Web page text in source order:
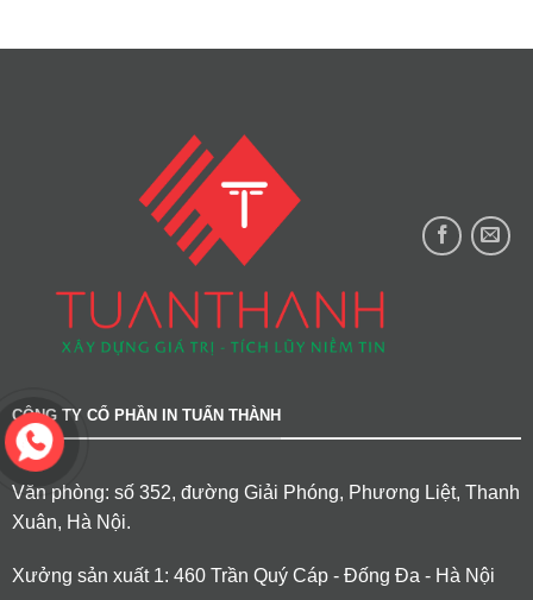
CÔNG TY CỔ PHẦN IN TUẤN THÀNH
Văn phòng: số 352, đường Giải Phóng, Phương Liệt, Thanh
Xuân, Hà Nội.
Xưởng sản xuất 1: 460 Trần Quý Cáp - Đống Đa - Hà Nội